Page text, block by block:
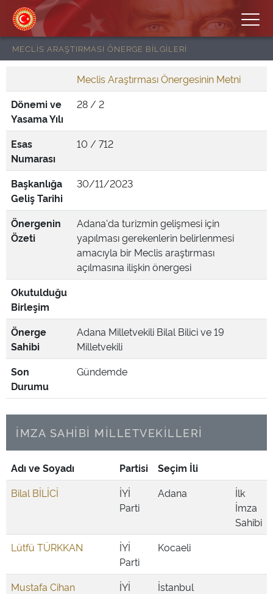
MECLİS ARAŞTIRMASI ÖNERGE BİLGİLERİ
Meclis Araştırması Önergesinin Metni
Dönemi ve
Yasama Yılı
28 / 2
Esas
Numarası
10 / 712
Başkanlığa
Geliş Tarihi
30/11/2023
Önergenin
Özeti
Adana'da turizmin gelişmesi için
yapılması gerekenlerin belirlenmesi
amacıyla bir Meclis araştırması
açılmasına ilişkin önergesi
Okutulduğu
Birleşim
Önerge
Sahibi
Adana Milletvekili Bilal Bilici ve 19
Milletvekili
Son
Durumu
Gündemde
İMZA SAHİBİ MİLLETVEKİLLERİ
Adı ve Soyadı Partisi
Seçim İli
Bilal BİLİCİ
İYİ
Parti
Adana
İlk
İmza
Sahibi
Lütfü TÜRKKAN
İYİ
Parti
Kocaeli
Mustafa Cihan
İYİ
İstanbul